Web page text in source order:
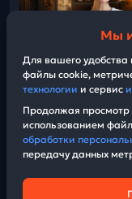
Мы
Для вашего
файлы cookie,
технологии и сервис
Продолжая просмотр
использованием
обработки
передачу данных